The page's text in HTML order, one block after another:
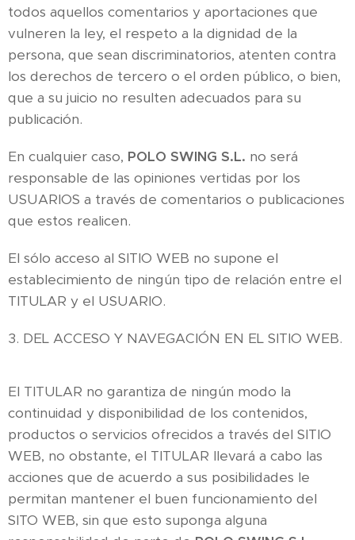
todos aquellos comentarios y aportaciones que
vulneren la ley, el respeto a la dignidad de la
persona, que sean discriminatorios, atenten contra
los derechos de tercero o el orden público, o bien,
que a su juicio no resulten adecuados para su
publicación.
En cualquier caso, POLO SWING S.L. no será
responsable de las opiniones vertidas por los
USUARIOS a través de comentarios o publicaciones
que estos realicen.
El sólo acceso al SITIO WEB no supone el
establecimiento de ningún tipo de relación entre el
TITULAR y el USUARIO.
3. DEL ACCESO Y NAVEGACIÓN EN EL SITIO WEB.
El TITULAR no garantiza de ningún modo la
continuidad y disponibilidad de los contenidos,
productos o servicios ofrecidos a través del SITIO
WEB, no obstante, el TITULAR llevará a cabo las
acciones que de acuerdo a sus posibilidades le
permitan mantener el buen funcionamiento del
SITO WEB, sin que esto suponga alguna